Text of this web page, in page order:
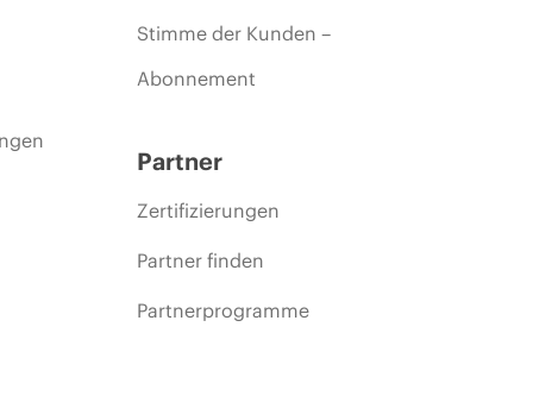
Stimme der Kunden –
Abonnement
Partner
Zertifizierungen
Partner finden
Partnerprogramme